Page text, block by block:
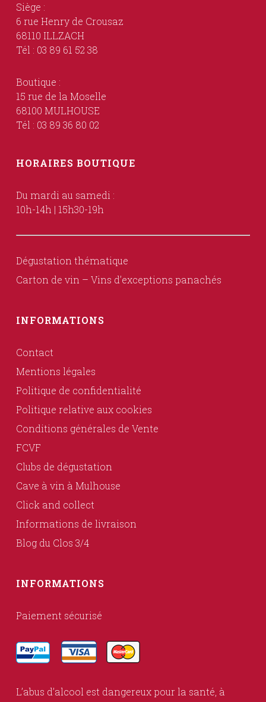
Siège :
6 rue Henry de Crousaz
68110 ILLZACH
Tél : 03 89 61 52 38
Boutique :
15 rue de la Moselle
68100 MULHOUSE
Tél : 03 89 36 80 02
HORAIRES BOUTIQUE
Du mardi au samedi :
10h-14h | 15h30-19h
Dégustation thématique
Carton de vin – Vins d’exceptions panachés
INFORMATIONS
Contact
Mentions légales
Politique de confidentialité
Politique relative aux cookies
Conditions générales de Vente
FCVF
Clubs de dégustation
Cave à vin à Mulhouse
Click and collect
Informations de livraison
Blog du Clos 3/4
INFORMATIONS
Paiement sécurisé
L’abus d’alcool est dangereux pour la santé, à